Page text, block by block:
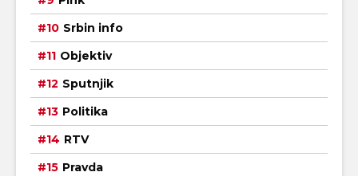
Srbin info
Objektiv
Sputnjik
Politika
RTV
Pravda